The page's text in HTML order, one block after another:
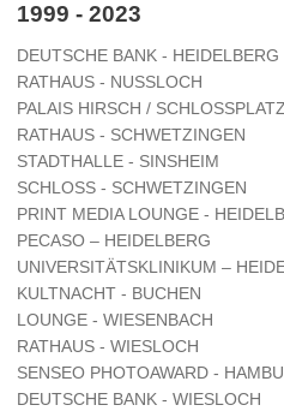
Fokus-Werke
Neue Werke – Auswahl
1999 - 2023
DEUTSCHE BANK - HEIDELBERG
RATHAUS - NUSSLOCH
PALAIS HIRSCH /
RATHAUS - SCHWETZINGEN
STADTHALLE - SINSHEIM
SCHLOSS - SCHWETZINGEN
PRINT MEDIA LOUNGE -
PECASO – HEIDELBERG
UNIVERSITÄTSKLINIKUM –
KULTNACHT - BUCHEN
LOUNGE - WIESENBACH
RATHAUS - WIESLOCH
SENSEO PHOTOAWARD -
DEUTSCHE BANK - WIESLOCH